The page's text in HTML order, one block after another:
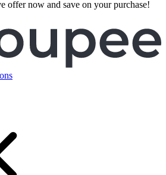
offer now and save on your purchase!